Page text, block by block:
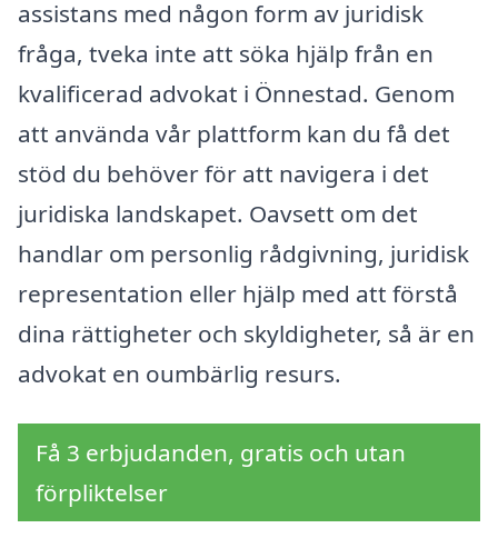
assistans med någon form av juridisk
fråga, tveka inte att söka hjälp från en
kvalificerad advokat i Önnestad. Genom
att använda vår plattform kan du få det
stöd du behöver för att navigera i det
juridiska landskapet. Oavsett om det
handlar om personlig rådgivning, juridisk
representation eller hjälp med att förstå
dina rättigheter och skyldigheter, så är en
advokat en oumbärlig resurs.
Få 3 erbjudanden, gratis och utan
förpliktelser